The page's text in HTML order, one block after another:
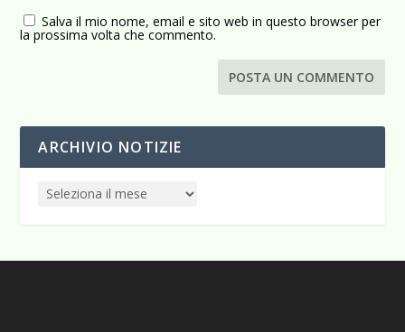
Salva il mio nome, email e sito web in questo browser per
la prossima volta che commento.
ARCHIVIO NOTIZIE